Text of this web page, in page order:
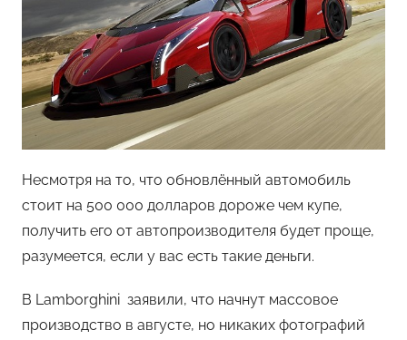
Несмотря на то, что обновлённый автомобиль
стоит на 500 000 долларов дороже чем купе,
получить его от автопроизводителя будет проще,
разумеется, если у вас есть такие деньги.
В Lamborghini заявили, что начнут массовое
производство в августе, но никаких фотографий